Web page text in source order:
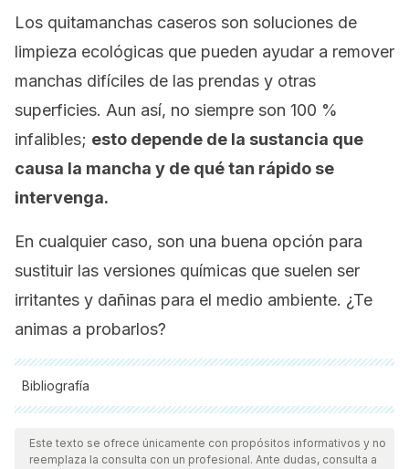
Los quitamanchas caseros son soluciones de
limpieza ecológicas que pueden ayudar a remover
manchas difíciles de las prendas y otras
superficies. Aun así, no siempre son 100 %
infalibles; esto depende de la sustancia que
causa la mancha y de qué tan rápido se
intervenga.
En cualquier caso, son una buena opción para
sustituir las versiones químicas que suelen ser
irritantes y dañinas para el medio ambiente. ¿Te
animas a probarlos?
Bibliografía
Todas las fuentes citadas fueron revisadas a profundidad por
nuestro equipo, para asegurar su calidad, confiabilidad,
vigencia y validez.La bibliografía de este artículo fue
Este texto se ofrece únicamente con propósitos informativos y no
reemplaza la consulta con un profesional. Ante dudas, consulta a